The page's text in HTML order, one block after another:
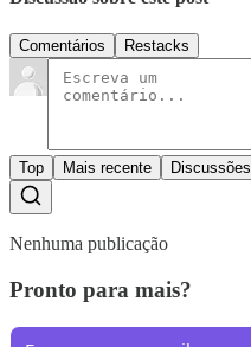
Comentários Restacks
Top Mais recente Discussões
Nenhuma publicação
Pronto para mais?